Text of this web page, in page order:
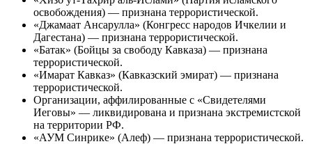
освобождения) — признана террористической.
«Джамаат Ансарулла» (Конгресс народов Ичкелии и
Дагестана) — признана террористической.
«Батак» (Бойцы за свободу Кавказа) — признана
террористической.
«Имарат Кавказ» (Кавказский эмират) — признана
террористической.
Организации, аффилированные с «Свидетелями
Иеговы» — ликвидирована и признана экстремистской
на территории РФ.
«АУМ Синрике» (Алеф) — признана террористической.